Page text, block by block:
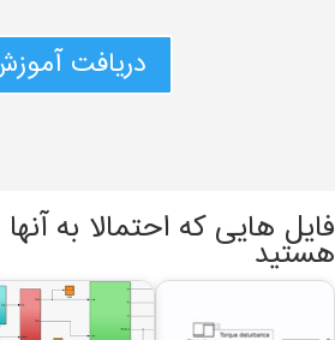
دریافت
فایل هایی که احتمالا به
هستید